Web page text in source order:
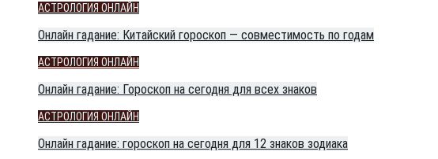
АСТРОЛОГИЯ ОНЛАЙН
Онлайн гадание: Китайский гороскоп — совместимость по годам
АСТРОЛОГИЯ ОНЛАЙН
Онлайн гадание: Гороскоп на сегодня для всех знаков
АСТРОЛОГИЯ ОНЛАЙН
Онлайн гадание: гороскоп на сегодня для 12 знаков зодиака